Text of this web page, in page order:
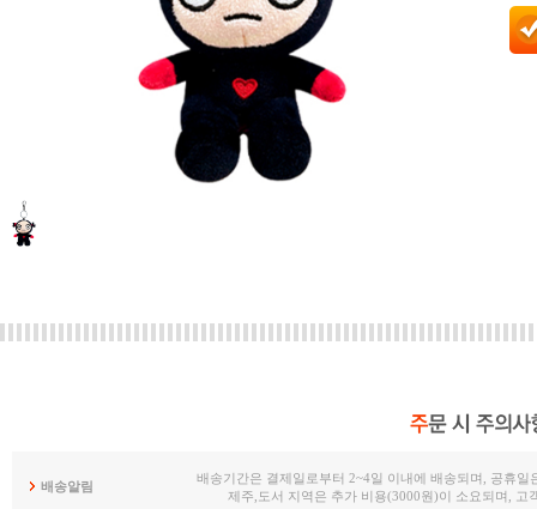
배송알림
배송기간은 결제일로부터 2~4일 이내에 배송되며, 공휴일
제주,도서 지역은 추가 비용(3000원)이 소요되며, 고